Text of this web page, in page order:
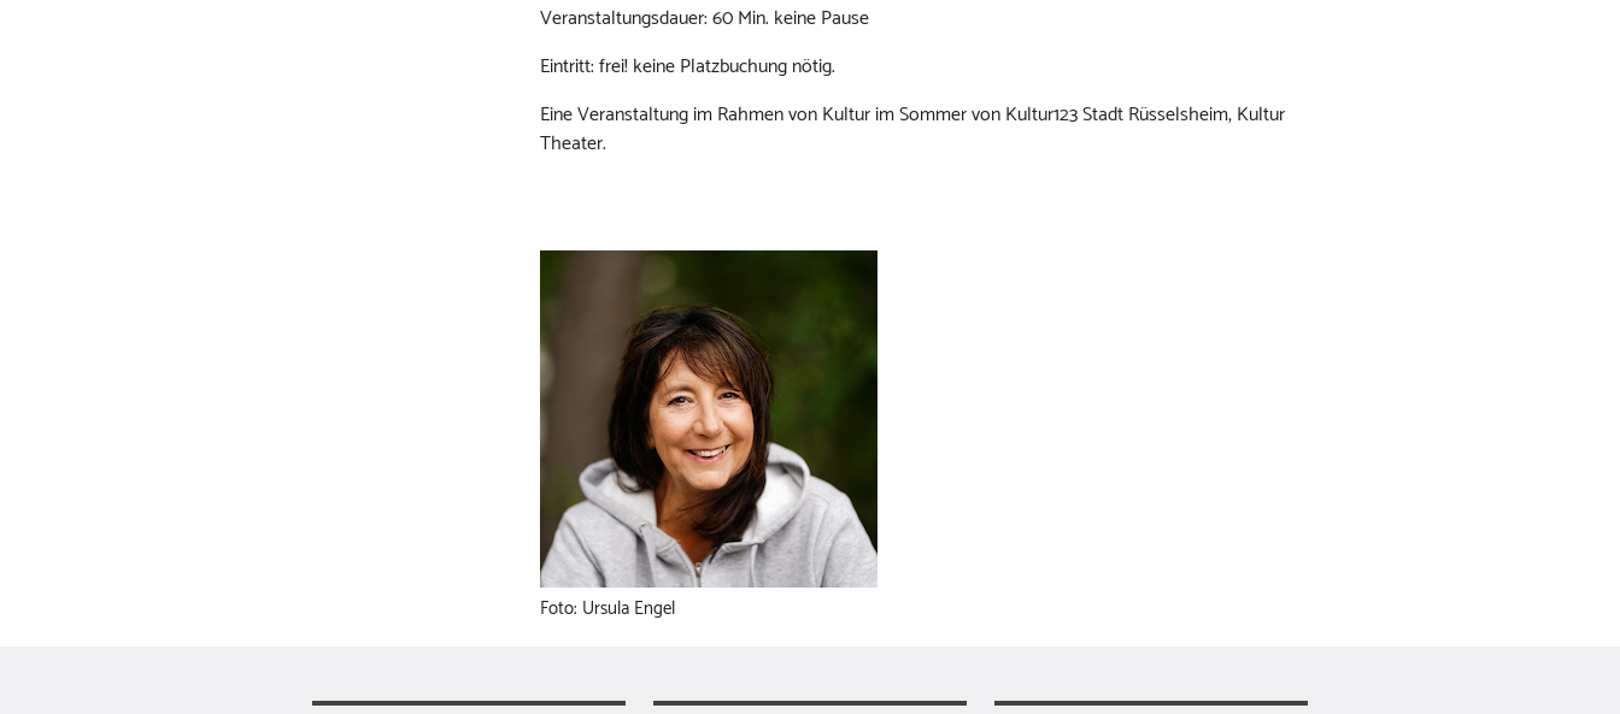
Veranstaltungsdauer: 60 Min. keine Pause
Eintritt: frei! keine Platzbuchung nötig.
Eine Veranstaltung im Rahmen von Kultur im Sommer von Kultur123 Stadt Rüsselsheim, Kultur
Theater.
Foto: Ursula Engel